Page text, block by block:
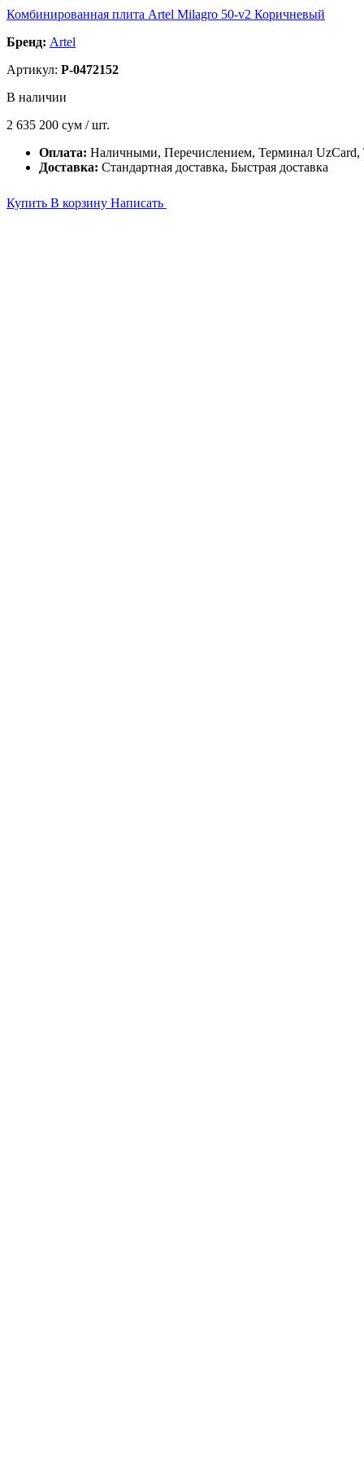
Комбинированная плита Artel Milagro 50-v2 Коричневый
Бренд: Artel
Артикул: P-0472152
В наличии
2 635 200 сум / шт.
Оплата: Наличными, Перечислением, Терминал
Доставка: Стандартная доставка, Быстрая доставка
Купить В корзину Написать